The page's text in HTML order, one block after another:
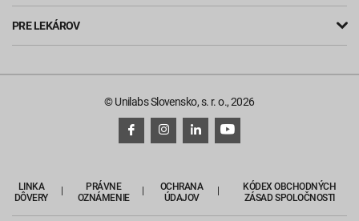
PRE LEKÁROV
© Unilabs Slovensko, s. r. o., 2026
LINKA
DÔVERY
PRÁVNE
OZNÁMENIE
OCHRANA
ÚDAJOV
KÓDEX OBCHODNÝCH
ZÁSAD SPOLOČNOSTI